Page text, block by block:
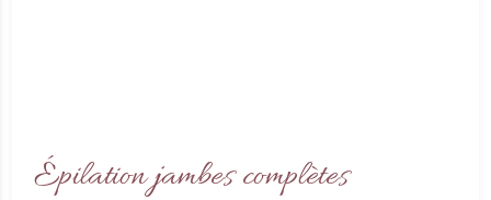
Épilation jambes complètes